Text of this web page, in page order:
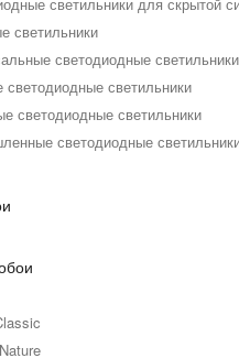
светильники
светодиодные светильники
светодиодные светильники
светодиодные светильники
светодиодные